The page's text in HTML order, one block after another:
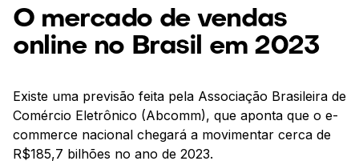
O mercado de vendas
online no Brasil em 2023
Existe uma previsão feita pela Associação Brasileira de
Comércio Eletrônico (Abcomm), que aponta que o e-
commerce nacional chegará a movimentar cerca de
R$185,7 bilhões no ano de 2023.